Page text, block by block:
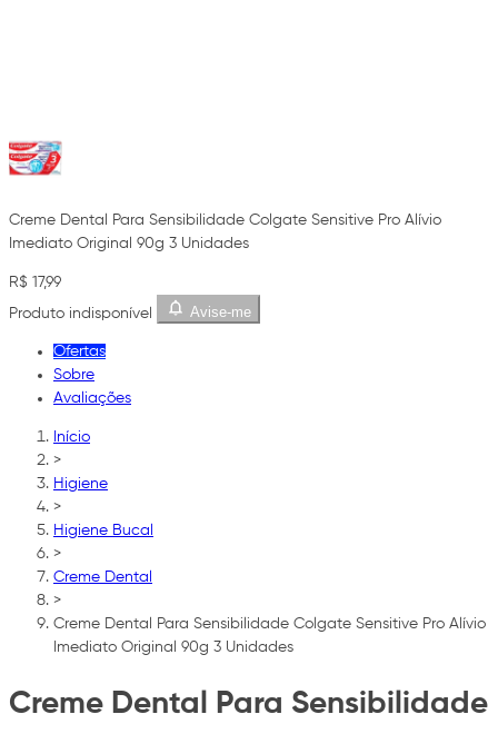
Creme Dental Para Sensibilidade Colgate Sensitive Pro Alívio
Imediato Original 90g 3 Unidades
R$ 17,99
Produto indisponível
Avise-me
Ofertas
Sobre
Avaliações
Início
>
Higiene
>
Higiene Bucal
>
Creme Dental
>
Creme Dental Para Sensibilidade Colgate Sensitive Pro Alívio
Imediato Original 90g 3 Unidades
Creme Dental Para Sensibilidade